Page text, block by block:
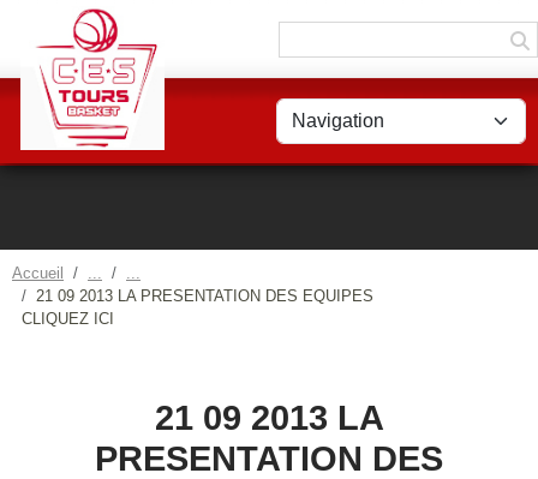
Accueil
21 09 2013 LA PRESENTATION DES EQUIPES
CLIQUEZ ICI
21 09 2013 LA
PRESENTATION DES
Panneau de gestion des cookies